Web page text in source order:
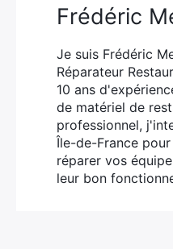
Frédéric
Je suis Frédéric
Réparateur
10 ans
de matériel de
professionnel,
Île-de-France
réparer vos
leur bon